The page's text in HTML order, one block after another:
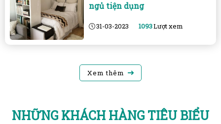
ngủ tiện dụng
31-03-2023 1093Lượt xem
Xem thêm
NHỮNG KHÁCH HÀNG TIÊU BIỂU